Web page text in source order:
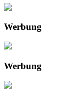
Werbung
Werbung